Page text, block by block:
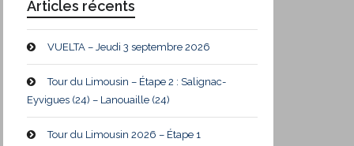
Articles récents
VUELTA – Jeudi 3 septembre 2026
Tour du Limousin – Étape 2 : Salignac-
Eyvigues (24) – Lanouaille (24)
Tour du Limousin 2026 – Étape 1